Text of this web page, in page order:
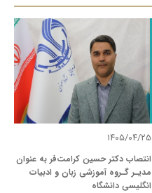
۱۴۰۵/۰۴/۲۵
انتصاب دکتر حسین کرامت‌فر به ­عنوان
مدیـر گـروه آموزشی زبان و ادبیات
انگلیسی دانشگاه